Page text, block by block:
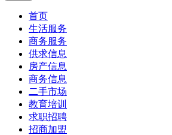
首页
生活服务
商务服务
供求信息
房产信息
商务信息
二手市场
教育培训
求职招聘
招商加盟